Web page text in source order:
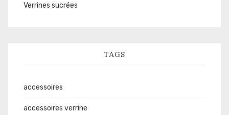
Verrines sucrées
TAGS
accessoires
accessoires verrine